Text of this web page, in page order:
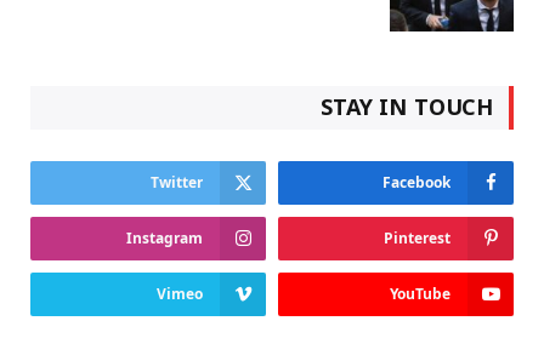
STAY IN TOUCH
Facebook
Twitter
Pinterest
Instagram
YouTube
Vimeo